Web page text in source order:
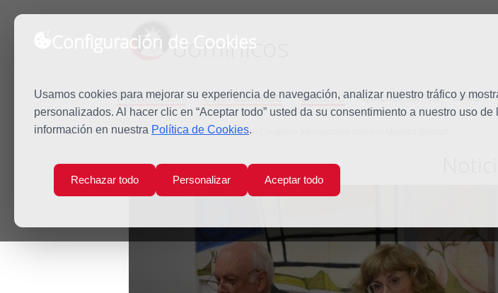
Configuración de Cookies
Usamos cookies para mejorar su experiencia de navegación, analizar nuestro tráfico y
personalizados. Al hacer clic en “Aceptar todo” usted da su consentimiento a nuestro uso de
información en nuestra Política de Cookies.
Rechazar todo Personalizar Aceptar todo
dominicos
Predicación Espiritualidad Estudio Quiénes somos Misión
Inicio Noticias Ávila acoge el Congreso Internacional sobre el Maestro Eckhart